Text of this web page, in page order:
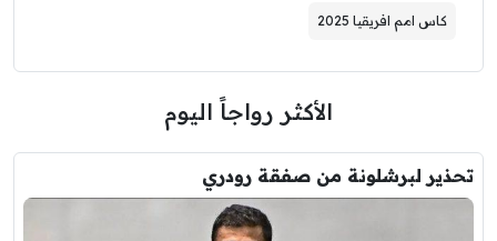
كاس امم افريقيا 2025
الأكثر رواجاً اليوم
تحذير لبرشلونة من صفقة رودري